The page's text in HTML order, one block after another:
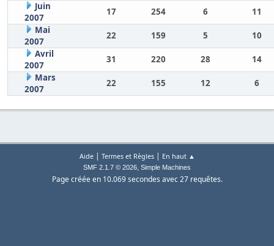
Juin
2007
17 254 6
11
Mai
2007
22 159 5
10
Avril
2007
31 220 28
14
Mars
2007
22 155 12 6
Aide| Termes et Règles| En haut ▲
SMF 2.1.7 © 2026, Simple Machines
Page créée en 10.069 secondes avec 27 requêtes.